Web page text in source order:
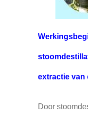
extractie van
Door